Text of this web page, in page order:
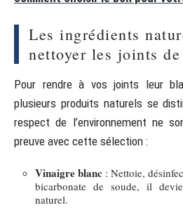
Les ingrédients
nettoyer les joints
Pour rendre à vos joints leur
plusieurs produits naturels se
respect de l’environnement ne
preuve avec cette sélection :
Vinaigre blanc : Nettoie,
bicarbonate de soude, il
naturel.